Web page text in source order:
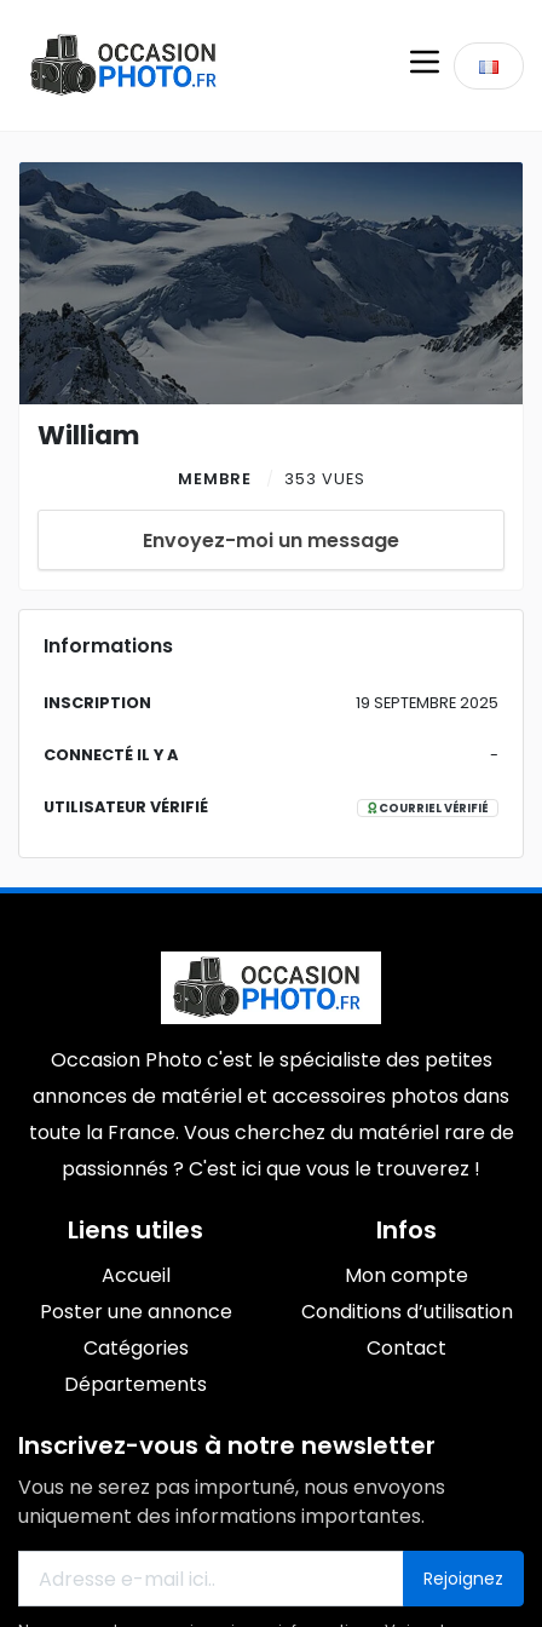
William
MEMBRE 353 VUES
Envoyez-moi un message
Informations
INSCRIPTION 19 SEPTEMBRE 2025
CONNECTÉ IL Y A -
UTILISATEUR VÉRIFIÉ COURRIEL VÉRIFIÉ
Occasion Photo c'est le spécialiste des petites
annonces de matériel et accessoires photos dans
toute la France. Vous cherchez du matériel rare de
passionnés ? C'est ici que vous le trouverez !
Liens utiles
Accueil
Poster une annonce
Catégories
Départements
Infos
Mon compte
Conditions d’utilisation
Contact
Inscrivez-vous à notre newsletter
Vous ne serez pas importuné, nous envoyons
uniquement des informations importantes.
Rejoignez